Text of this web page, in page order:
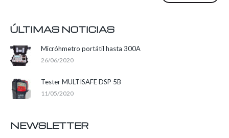
ÚLTIMAS NOTICIAS
Micróhmetro portátil hasta 300A
26/06/2020
Tester MULTISAFE DSP 5B
11/05/2020
NEWSLETTER